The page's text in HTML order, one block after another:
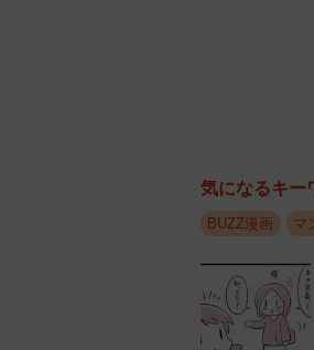
気になるキー
BUZZ漫画 マ